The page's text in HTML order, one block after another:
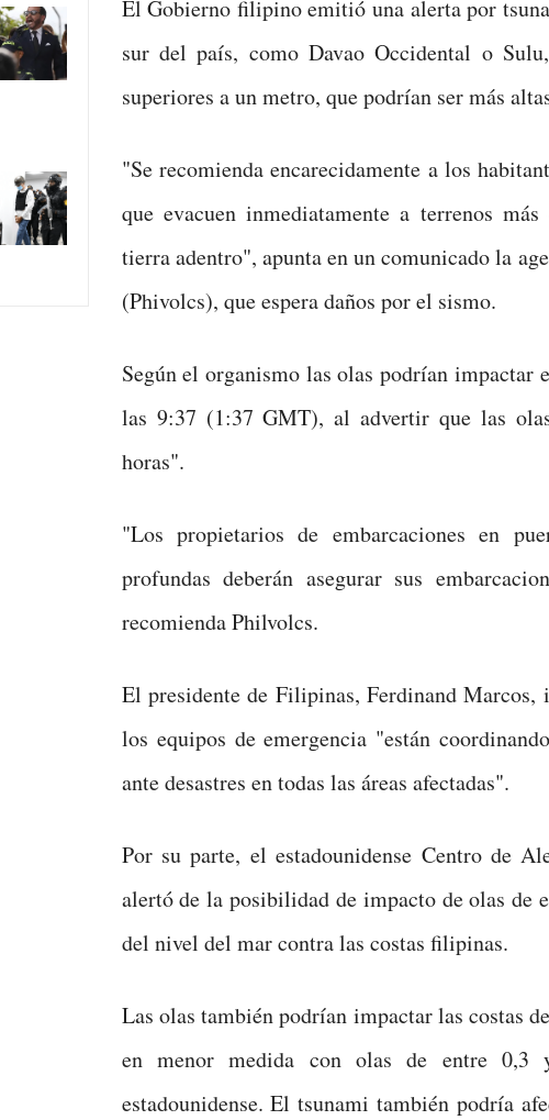
El Gobierno filipino emitió una alerta por
sur del país, como Davao Occidental o
superiores a un metro, que podrían ser más
"Se recomienda encarecidamente a los
que evacuen inmediatamente a terrenos
tierra adentro", apunta en un comunicado la
(Phivolcs), que espera daños por el sismo.
Según el organismo las olas podrían impactar
las 9:37 (1:37 GMT), al advertir que las
horas".
"Los propietarios de embarcaciones en
profundas deberán asegurar sus
recomienda Philvolcs.
El presidente de Filipinas, Ferdinand Marcos,
los equipos de emergencia "están
ante desastres en todas las áreas afectadas".
Por su parte, el estadounidense Centro de
alertó de la posibilidad de impacto de olas de
del nivel del mar contra las costas filipinas.
Las olas también podrían impactar las costas
en menor medida con olas de entre
estadounidense. El tsunami también podría